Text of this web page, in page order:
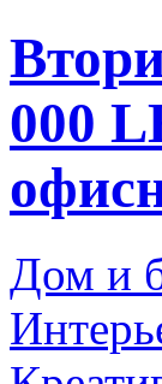
000
Дом и